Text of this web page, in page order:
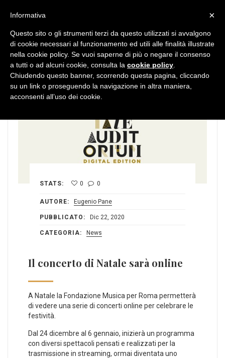
STATS: 0 0
AUTORE: Eugenio Pane
PUBBLICATO: Dic 22, 2020
CATEGORIA: News
Il concerto di Natale sarà online
A Natale la Fondazione Musica per Roma permetterà
di vedere una serie di concerti online per celebrare le
festività.
Dal 24 dicembre al 6 gennaio, inizierà un programma
con diversi spettacoli pensati e realizzati per la
trasmissione in streaming, ormai diventata uno
×
Informativa
Questo sito o gli strumenti terzi da questo utilizzati si avvalgono
di cookie necessari al funzionamento ed utili alle finalità illustrate
nella cookie policy. Se vuoi saperne di più o negare il consenso
a tutti o ad alcuni cookie, consulta la cookie policy
Chiudendo questo banner, scorrendo questa pagina, cliccando
su un link o proseguendo la navigazione in altra maniera,
acconsenti all’uso dei cookie.